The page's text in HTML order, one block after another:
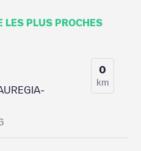
LES PLUS PROCHES
0
km